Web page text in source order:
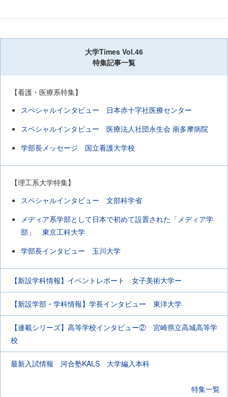
大学Times Vol.46
特集記事一覧
【看護・医療系特集】
スペシャルインタビュー 日本赤十字社医療センター
スペシャルインタビュー 医療法人社団永生会 南多摩病院
学部長メッセージ 国立看護大学校
【理工系大学特集】
スペシャルインタビュー 文部科学省
メディア系学部として日本で初めて設置された「メディア学
部」 東京工科大学
学部長インタビュー 玉川大学
【新設学科情報】イベントレポート 女子美術大学ー
【新設学部・学科情報】学長インタビュー 東洋大学
【連載シリーズ】高等学校インタビュー② 宮崎県立高城高等学
校
最新入試情報 河合塾KALS 大学編入本科
特集一覧